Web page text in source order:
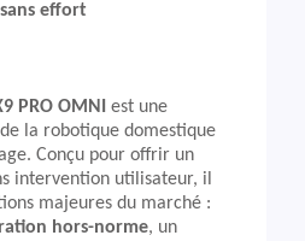
effort
PRO OMNI
est une
la robotique domestique
Conçu pour offrir un
intervention utilisateur, il
majeures du marché :
hors-norme, un